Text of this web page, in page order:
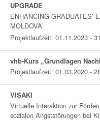
UPGRADE
ENHANCING GRADUATES’
MOLDOVA
Projektlaufzeit: 01.11.2023 -
vhb-Kurs „Grundlagen
Projektlaufzeit: 01.03.2020 -
VISAKI
Virtuelle Interaktion zur
sozialen Angststörungen bei